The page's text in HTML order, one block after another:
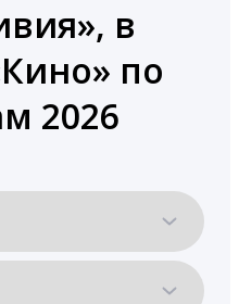
в
по
2026